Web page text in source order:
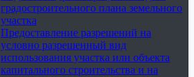
градостроительного плана земельного
участка
Предоставление разрешений на
условно разрешенный вид
использования участка или объекта
капитального строительства и на